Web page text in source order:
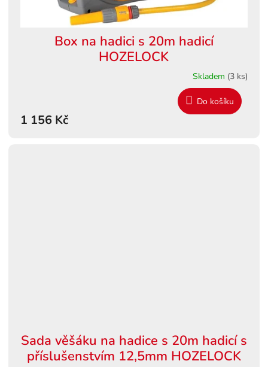
Box na hadici s 20m hadicí
HOZELOCK
Skladem (3 ks)
1 156 Kč
Do košíku
Sada věšáku na hadice s 20m hadicí s
příslušenstvím 12,5mm HOZELOCK